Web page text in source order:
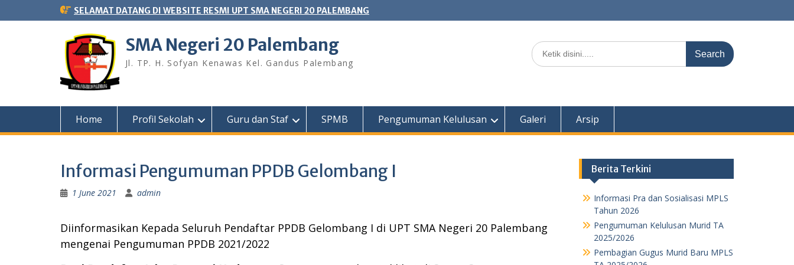
to
SELAMAT DATANG DI WEBSITE RESMI UPT SMA NEGERI 20 PALEMBANG
SMA Negeri 20 Palembang
Jl. TP. H. Sofyan Kenawas Kel. Gandus Palembang
Search
for:
Home Profil Sekolah Guru dan Staf SPMB Pengumuman Kelulusan Galeri Arsip
Informasi Pengumuman PPDB Gelombang I
1 June 2021 admin
Diinformasikan Kepada Seluruh Pendaftar PPDB Gelombang I di UPT SMA Negeri 20 Palembang
mengenai Pengumuman PPDB 2021/2022
Berita Terkini
Informasi Pra dan Sosialisasi MPLS
Tahun 2026
Pengumuman Kelulusan Murid TA
2025/2026
Pembagian Gugus Murid Baru MPLS